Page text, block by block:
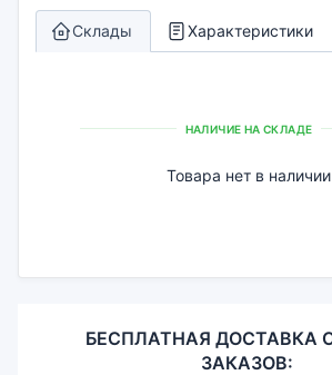
Склады Характеристики
НАЛИЧИЕ НА СКЛАДЕ
Товара нет в наличии
БЕСПЛАТНАЯ ДОСТАВКА
ЗАКАЗОВ: